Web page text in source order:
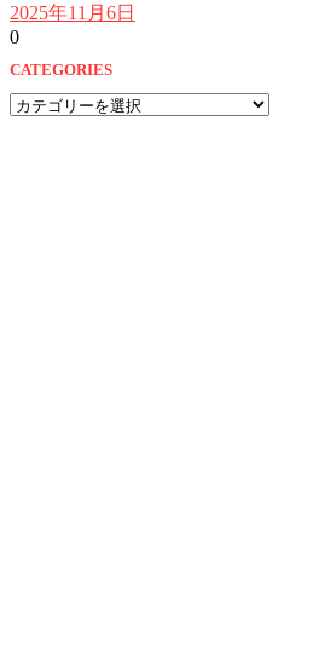
2025年11月6日
0
CATEGORIES
CATEGORIES